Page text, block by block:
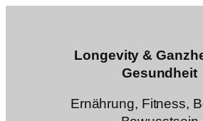
Longevity &
Gesundheit
Ernährung, Fitness,